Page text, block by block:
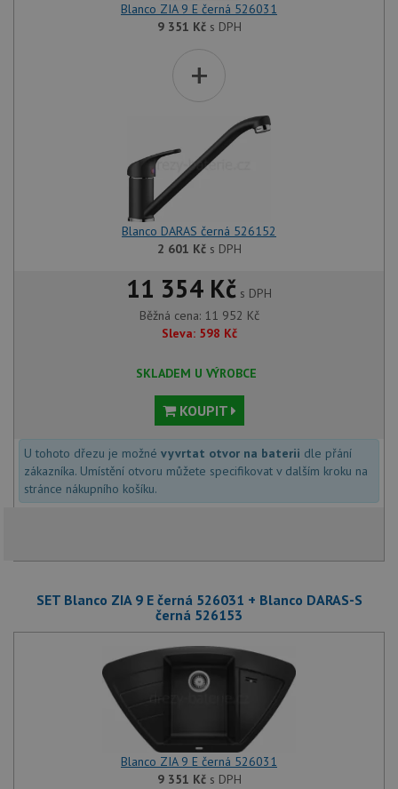
Blanco ZIA 9 E černá 526031
9 351 Kčs DPH
+
Blanco DARAS černá 526152
2 601 Kčs DPH
11 354 Kč s DPH
Běžná cena: 11 952 Kč
Sleva: 598 Kč
SKLADEM U VÝROBCE
KOUPIT
U tohoto dřezu je možné vyvrtat otvor na baterii dle přání
zákazníka. Umístění otvoru můžete specifikovat v dalším kroku na
stránce nákupního košíku.
SET Blanco ZIA 9 E černá 526031 + Blanco DARAS-S
černá 526153
Blanco ZIA 9 E černá 526031
9 351 Kčs DPH